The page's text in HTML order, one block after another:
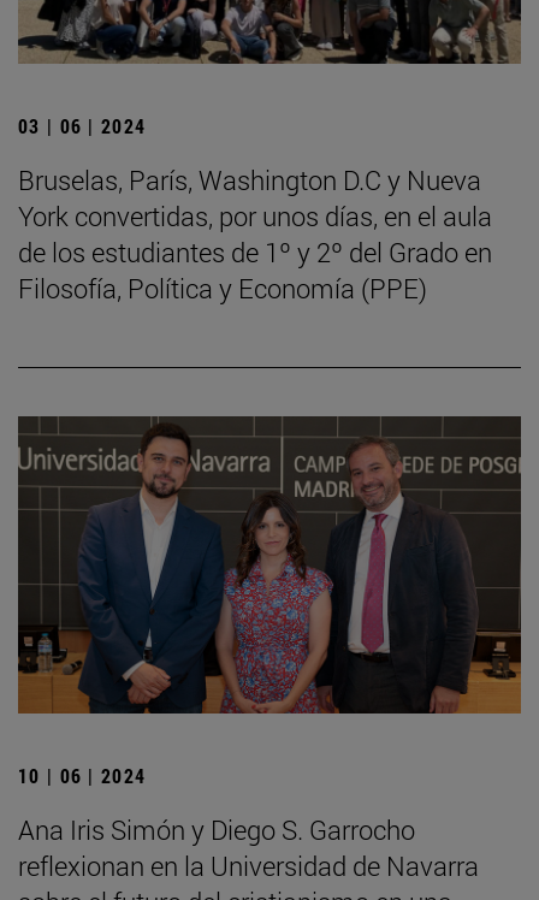
03 | 06 | 2024
Bruselas, París, Washington D.C y Nueva
York convertidas, por unos días, en el aula
de los estudiantes de 1º y 2º del Grado en
Filosofía, Política y Economía (PPE)
10 | 06 | 2024
Ana Iris Simón y Diego S. Garrocho
reflexionan en la Universidad de Navarra